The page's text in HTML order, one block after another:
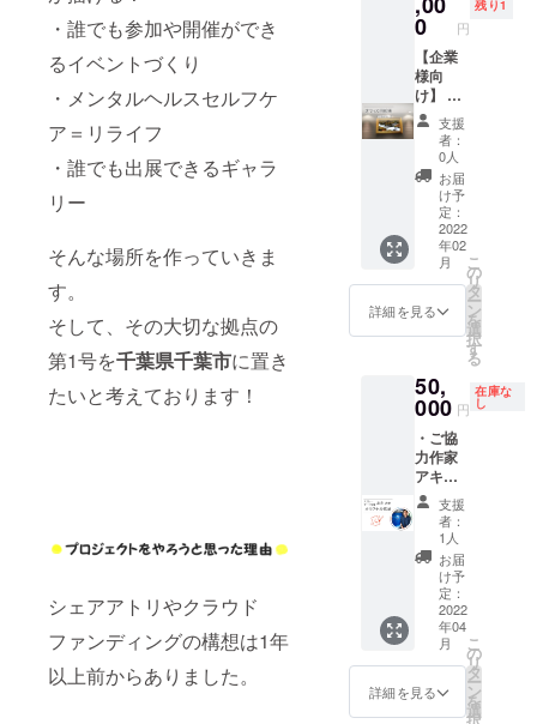
・誰でも参加や開催ができ
るイベントづくり
・メンタルヘルスセルフケ
ア＝リライフ
・誰でも出展できるギャラ
リー
そんな場所を作っていきま
す。
そして、その大切な拠点の
第1号を千葉県千葉市に置き
たいと考えております！
シェアアトリやクラウド
ファンディングの構想は1年
以上前からありました。
合わせ
日程調
整メー
ルを送
らせて
いただ
く予定
日とな
りま
す。
可。お
一人だ
と不安
な方も
安心で
す。
2022年
6月～期
限な
し。
〈オー
プニン
グレセ
プショ
ンにつ
いて〉
(詳細未
定) 日
時：
2022年
6月予定
交通
費：自
己負担
開催日
詳細決
まり次
第メー
ルにて
ご連絡
いたし
ます。
テーマ
を1つ選
んでく
ださ
い。(リ
ターン
選択後
に選択
肢が出
ます)
２．作
品完成
次第お
届け
３．完
了(世界
に1つだ
けの作
楽しみ
くださ
い) ※画
像はあ
くまで
例です
ので、
画像の
作品が
リター
ンとし
て届く
わけで
はあり
ませ
ん。
0 円
残り1
【企業
様向
け】 ・
オフィ
スに飾
れる絵
画1点
（額縁
き）・
サンク
スカー
ド オ
フィス
を彩る
絵画を
しま
す。オ
フィス
以外に
も、個
人経営
店の店
内や、
家に大
きい絵
画を飾
りたい
方にお
すすめ
です。
【大き
さ】120
支援
者：
0人
お届
け予
定：
2022
年02
月
詳細を見る
こ
の
リ
タ
ー
ン
を
選
択
す
る
50,
000 円
在庫な
し
・ご協
力作家
アキ様
による
オリジ
ナル作
品1点
・サン
クス
カード
★流れ
１．選
択肢か
ら、描
いて欲
支援
者：
1人
お届
け予
定：
2022
年04
月
詳細を見る
こ
の
リ
タ
ー
ン
を
選